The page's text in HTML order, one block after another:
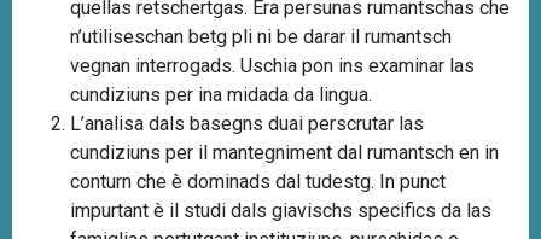
quellas retschertgas. Era persunas rumantschas che
n’utiliseschan betg pli ni be darar il rumantsch
vegnan interrogads. Uschia pon ins examinar las
cundiziuns per ina midada da lingua.
L’analisa dals basegns duai perscrutar las
cundiziuns per il mantegniment dal rumantsch en in
conturn che è dominads dal tudestg. In punct
impurtant è il studi dals giavischs specifics da las